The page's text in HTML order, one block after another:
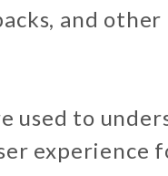
and
used to
experience